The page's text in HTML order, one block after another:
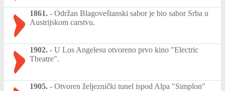
1861. - Održan Blagoveštanski sabor je bio sabor Srba u
Austrijskom carstvu.
1902. - U Los Angelesu otvoreno prvo kino "Electric
Theatre".
1905. - Otvoren željeznički tunel ispod Alpa "Simplon"